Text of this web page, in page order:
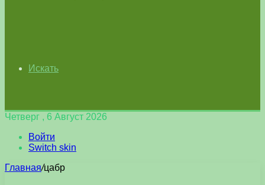
Искать
Четверг , 6 Август 2026
Войти
Switch skin
Главная/цабр